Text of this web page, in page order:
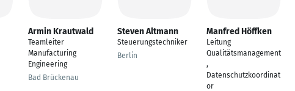
Armin Krautwald
Teamleiter
Manufacturing
Engineering
Bad Brückenau
Steven Altmann
Steuerungstechniker
Berlin
Manfred Höffken
Leitung
Qualitätsmanagement
,
Datenschutzkoordinat
or